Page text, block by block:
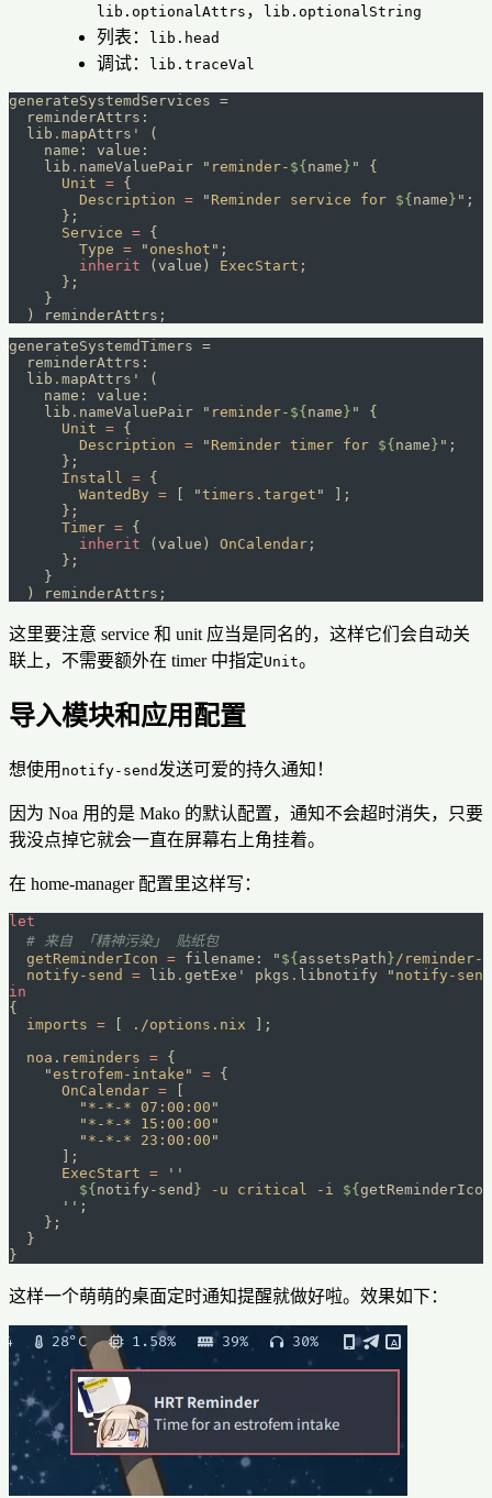
lib.optionalAttrs ， lib.optionalString
列表： lib.head
调试： lib.traceVal
generateSystemdServices =
  reminderAttrs:
  lib
. mapAttrs' (
    name: value:
    lib
. nameValuePair " reminder- ${ name } "
{
      Unit
= {
        Description
= " Reminder service for ${ name } " ;
      };
      Service
= {
        Type
= " oneshot " ;
        inherit
(value) ExecStart ;
      };
    }
  ) reminderAttrs;
generateSystemdTimers =
  reminderAttrs:
  lib
. mapAttrs' (
    name: value:
    lib
. nameValuePair " reminder- ${ name } "
{
      Unit
= {
        Description
= " Reminder timer for ${ name } " ;
      };
      Install
= {
        WantedBy
= "timers.target "
];
      };
      Timer
= {
        inherit
(value) OnCalendar ;
      };
    }
  ) reminderAttrs;
这里要注意 service 和 unit 应当是同名的，这样它们会自动关
联上，不需要额外在 timer 中指定Unit。
导入模块和应用配置
想使用 notify-send 发送可爱的持久通知！
因为 Noa 用的是 Mako 的默认配置，通知不会超时消失，只要
我没点掉它就会一直在屏幕右上角挂着。
在 home-manager 配置里这样写：
let
  # 来自 「精神污染」 贴纸包
  getReminderIcon
= filename: " ${ assetsPath }/reminder-
  notify-send
= lib . getExe' pkgs . libnotify " notify-send
in
{
  imports
= ./options.nix ];
  noa
. reminders = {
    "
estrofem-intake " = {
      OnCalendar
=
        "
*-*-* 07:00:00 "
        "
*-*-* 15:00:00 "
        "
*-*-* 23:00:00 "
      ];
      ExecStart
= ''
        ${
notify-send } -u critical -i ${ getReminderIcon
      ''
;
    };
  }
}
这样一个萌萌的桌面定时通知提醒就做好啦。效果如下：